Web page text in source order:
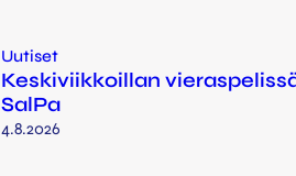
Uutiset
Keskiviikkoillan
SalPa
4.8.2026